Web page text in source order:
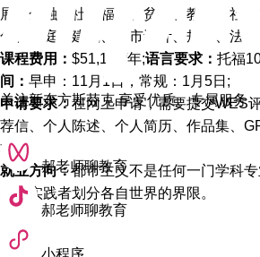
展、金融、社会福利、贫困、教育、社
化、家庭、建筑、城市设计、规划、法律,
课程费用： $51,156/年;语言要求： 托福
间： 早申：11月1日，常规：1月5日;
申请要求：在网上申请，需要提交WES
荐信、个人陈述、个人简历、作品集、
材料。
就业方向：都市主义不是任何一门学科
者和实践者划分各自世界的界限。
关注新东方斯芬克 享受优质、专属服务
郝老师聊教育
郝老师聊教育
小程序